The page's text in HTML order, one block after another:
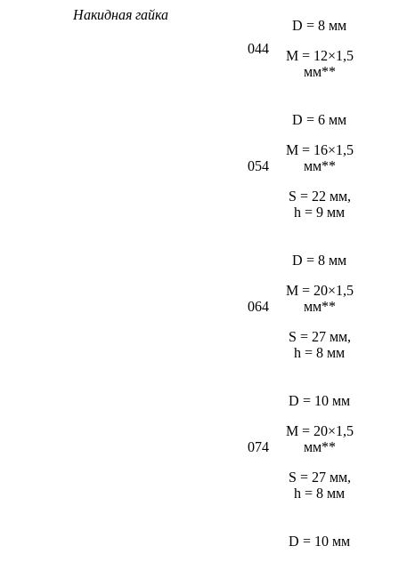
Накидная гайка
044
D = 8 мм
M = 12×1,5
мм**
054
D = 6 мм
М = 16×1,5
мм**
S = 22 мм,
h = 9 мм
064
D = 8 мм
M = 20×1,5
мм**
S = 27 мм,
h = 8 мм
074
D = 10 мм
M = 20×1,5
мм**
S = 27 мм,
h = 8 мм
D = 10 мм